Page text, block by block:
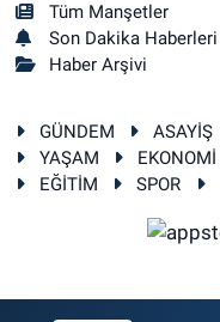
Tüm Manşetler
Son Dakika Haberleri
Haber Arşivi
GÜNDEM ASAYİŞ
YAŞAM
EKONOMİ
EĞİTİM
SPOR